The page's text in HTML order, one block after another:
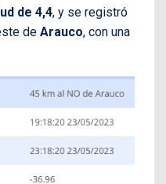
de 4,4, y se registró
de Arauco, con una